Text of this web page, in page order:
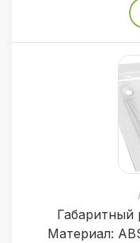
Материал: